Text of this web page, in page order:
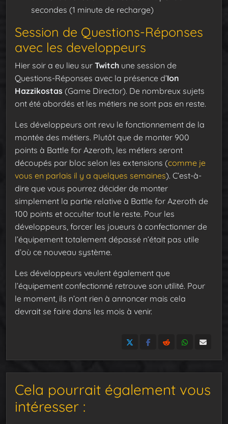
secondes (1 minute de recharge)
Session de Questions-Réponses
avec les developpeurs
Hier soir a eu lieu sur Twitch une session de
Questions-Réponses avec la présence d’Ion
Hazzikostas (Game Director). De nombreux sujets
ont été abordés et les métiers ne sont pas en reste.
Les développeurs ont revu le fonctionnement de la
montée des métiers. Plutôt que de monter 900
points à Battle for Azeroth, les métiers seront
découpés par bloc selon les extensions (comme je
vous en parlais il y a quelques semaines). C’est-à-
dire que vous pourrez décider de monter
simplement la partie relative à Battle for Azeroth de
100 points et occulter tout le reste. Pour les
développeurs, forcer les joueurs à confectionner de
l’équipement totalement dépassé n’était pas utile
d’où ce nouveau système.
Les développeurs veulent également que
l’équipement confectionné retrouve son utilité. Pour
le moment, ils n’ont rien à annoncer mais cela
devrait se faire dans les mois à venir.
Cela pourrait également vous
intéresser :